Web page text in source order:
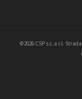
©2026 CSP s.c.a r.l. Strada